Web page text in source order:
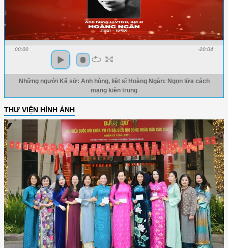
00:00 -20:04
Những người Kể sử: Anh hùng, liệt sĩ Hoàng Ngân: Ngọn lửa cách
mạng kiên trung
THƯ VIỆN HÌNH ẢNH